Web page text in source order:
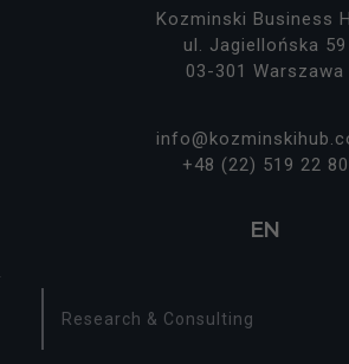
Kozminski Business
ul. Jagiellońska 59
03-301 Warszawa
+48 (22) 519 22 80
EN
Research & Consulting